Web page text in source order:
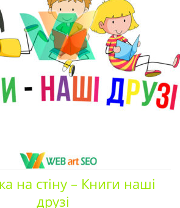
на стіну – Книги наші
друзі